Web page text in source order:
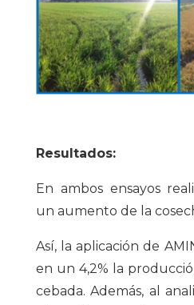
Resultados:
En ambos ensayos
un aumento de la
Así, la aplicación de
en un 4,2% la
cebada. Además, al